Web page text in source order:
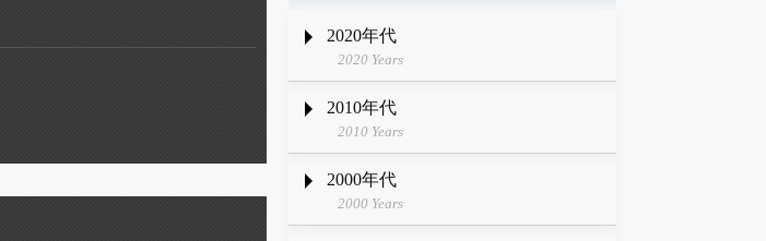
2020年代
2020 Years
2010年代
2010 Years
2000年代
2000 Years